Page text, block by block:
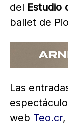
del Estudio
ballet de
Las
web Teo.cr,